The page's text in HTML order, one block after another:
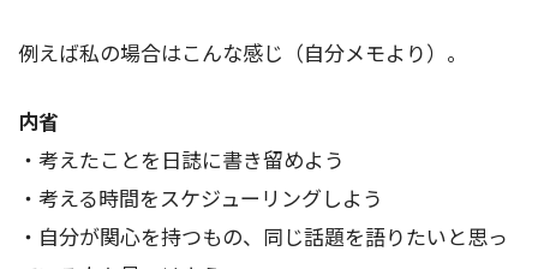
例えば私の場合はこんな感じ（自分メモより）。
内省
・考えたことを日誌に書き留めよう
・考える時間をスケジューリングしよう
・自分が関心を持つもの、同じ話題を語りたいと思っ